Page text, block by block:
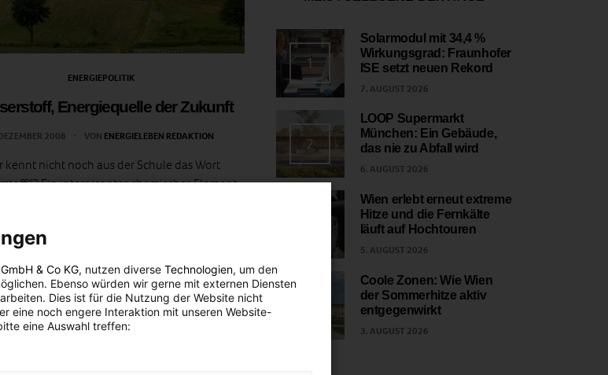
ENERGIEPOLITIK
Energiequelle der Zukunft
2008 VON ENERGIELEBEN REDAKTION
kennt nicht noch aus der Schule das Wort
Ein interessantes chemisches Element,
noch daran erinnern,…
BEITRAG ANSEHEN
TEILEN
1
Solarmodul mit 34,4 %
Wirkungsgrad: Fraunhofer
ISE setzt neuen Rekord
7. AUGUST 2026
2
LOOP Supermarkt
München: Ein Gebäude,
das nie zu Abfall wird
6. AUGUST 2026
Wien erlebt erneut extreme
Hitze und die Fernkälte
läuft auf Hochtouren
5. AUGUST 2026
Coole Zonen: Wie Wien
der Sommerhitze aktiv
entgegenwirkt
3. AUGUST 2026
& Co KG, nutzen diverse Technologien, um den
Ebenso würden wir gerne mit externen Diensten
Dies ist für die Nutzung der Website nicht
eine noch engere Interaktion mit unseren Website-
eine Auswahl treffen: